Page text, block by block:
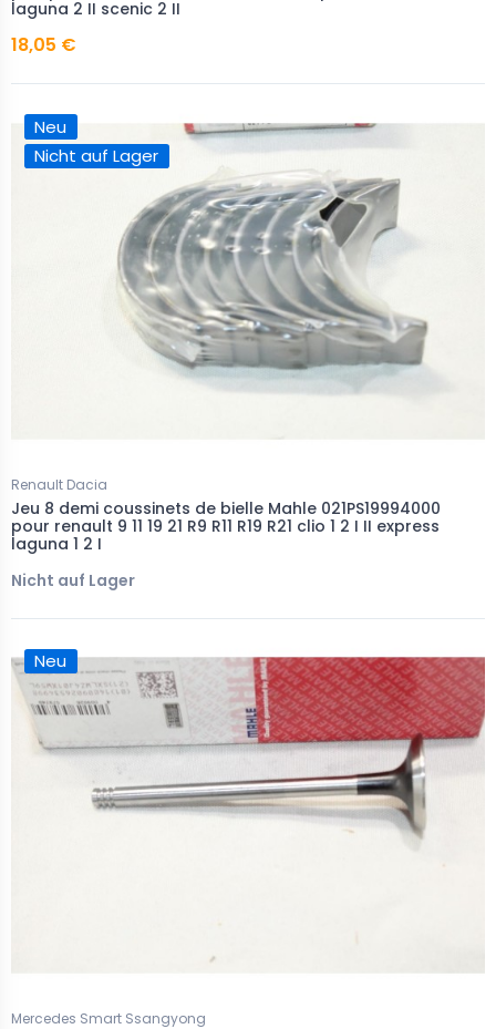
laguna 2 II scenic 2 II
18,05 €
Neu
Nicht auf Lager
Renault Dacia
Jeu 8 demi coussinets de bielle Mahle 021PS19994000
pour renault 9 11 19 21 R9 R11 R19 R21 clio 1 2 I II express
laguna 1 2 I
Nicht auf Lager
Neu
Mercedes Smart Ssangyong